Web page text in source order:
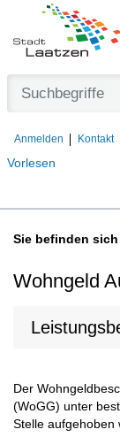
Vorlesen
Anmelden Kontakt
Sie befinden
Wohngeld
Der
(WoGG) unter
Stelle aufgehoben